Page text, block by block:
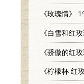
《玫瑰情》
《白雪和红玫
《骄傲的红玫
《柠檬杯 红